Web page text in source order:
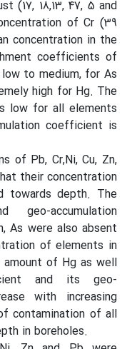
(17, 18,13, 47, 5 and
of Cr (39
concentration in the
coefficients of
to medium, for As
high for Hg. The
low for all elements
coefficient is
of Pb, Cr,Ni, Cu, Zn,
their concentration
towards depth. The
geo-accumulation
As were also absent
of elements in
of Hg as well
and its geo-
with increasing
contamination of all
in boreholes.